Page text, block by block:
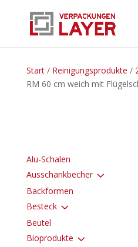
Start/ Reinigungsprodukte /
RM 60 cm weich mit
Alu-Schalen
Ausschankbecher3
Backformen
Besteck3
Beutel
Bioprodukte 3